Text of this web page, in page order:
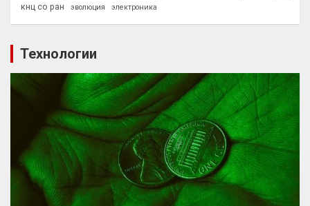
кнц со ран
эволюция электроника
Технологии